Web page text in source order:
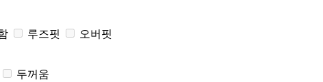
루즈핏 오버핏
두꺼움